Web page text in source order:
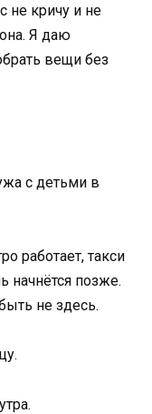
не кричу и не
Я даю
вещи без
с детьми в
работает, такси
начнётся позже.
не здесь.